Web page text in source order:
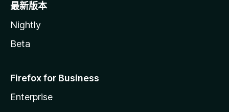
最新版本
Nightly
Beta
Firefox for Business
Enterprise